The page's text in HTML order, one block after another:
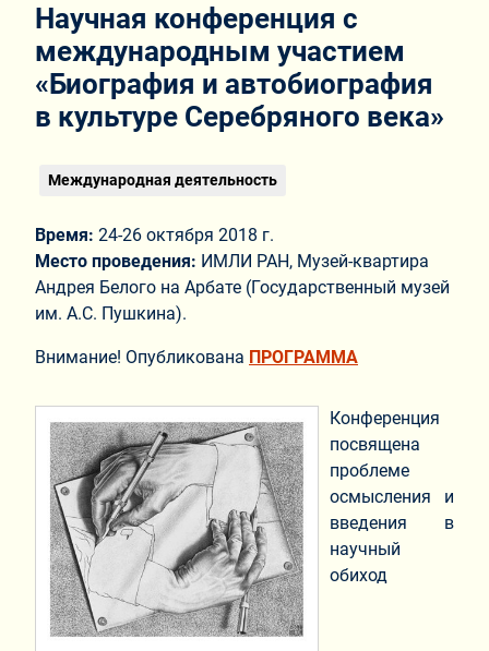
Научная конференция с
международным участием
«Биография и автобиография
в культуре Серебряного века»
Международная деятельность
Время: 24-26 октября 2018 г.
Место проведения: ИМЛИ РАН, Музей-квартира
Андрея Белого на Арбате (Государственный музей
им. А.С. Пушкина).
Внимание! Опубликована ПРОГРАММА
Конференция
посвящена
проблеме
осмысления и
введения в
научный
обиход